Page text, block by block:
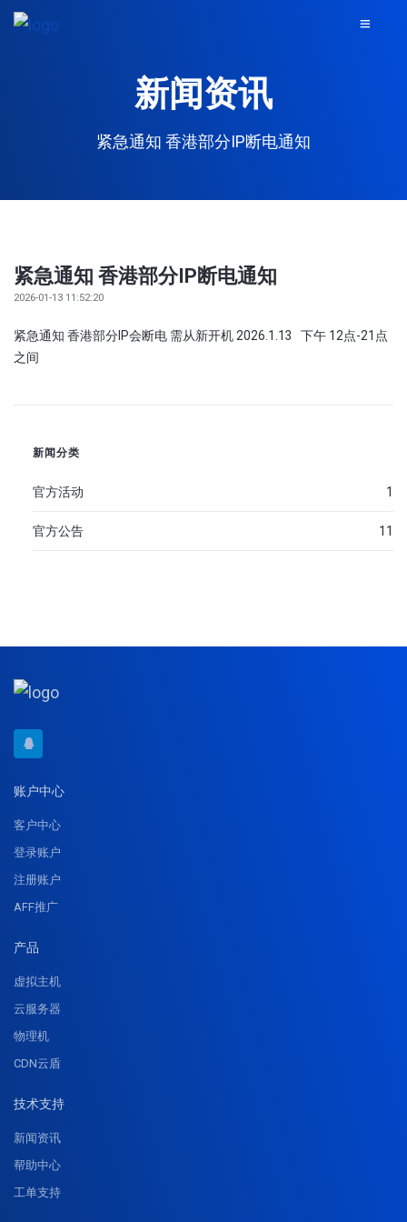
新闻资讯
紧急通知 香港部分IP断电通知
紧急通知 香港部分IP断电通知
2026-01-13 11:52:20
紧急通知 香港部分IP会断电 需从新开机 2026.1.13 下午 12点-21点
之间
新闻分类
官方活动 1
官方公告 11
账户中心
客户中心
登录账户
注册账户
AFF推广
产品
虚拟主机
云服务器
物理机
CDN云盾
技术支持
新闻资讯
帮助中心
工单支持